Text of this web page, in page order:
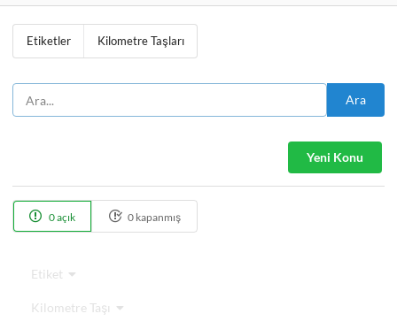
Etiketler Kilometre Taşları
Ara
Yeni Konu
0 açık 0 kapanmış
Etiket
Kilometre Taşı